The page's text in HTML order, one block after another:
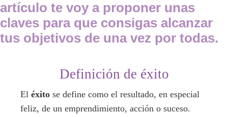
artículo te voy a proponer unas
claves para que consigas alcanzar
tus objetivos de una vez por todas.
Definición de éxito
El éxito se define como el resultado, en especial
feliz, de un emprendimiento, acción o suceso.